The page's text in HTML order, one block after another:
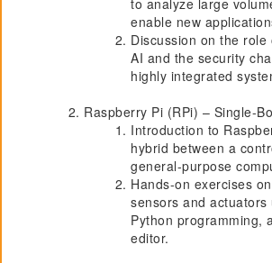
enable new
Discussion on the role
AI and the security
highly integrated
Raspberry Pi (RPi) – Single-
Introduction to
hybrid between a
general-purpose
Hands-on exercises
sensors and actuators
Python programming,
editor.